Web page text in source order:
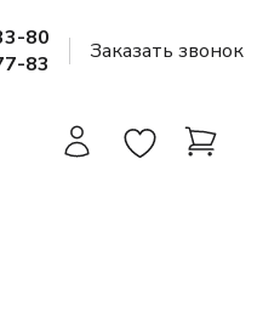
80
83
Заказать звонок